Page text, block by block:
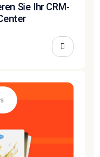
Sie Ihr CRM-